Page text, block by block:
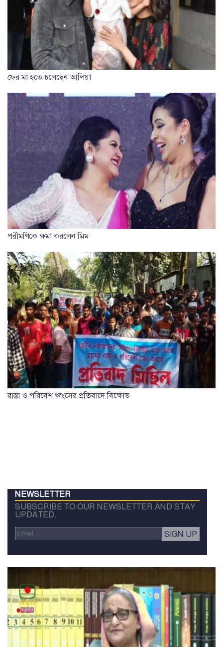
ফের মা হতে চলেছেন আলিয়া
পরীমণিকে ক্ষমা করলেন মিম
রাস্তা ও পরিবেশ ধ্বংসের প্রতিবাদে বিক্ষোভ
NEWSLETTER
SUBSCRIBE TO OUR NEWSLETTER AND STAY
UPDATED.